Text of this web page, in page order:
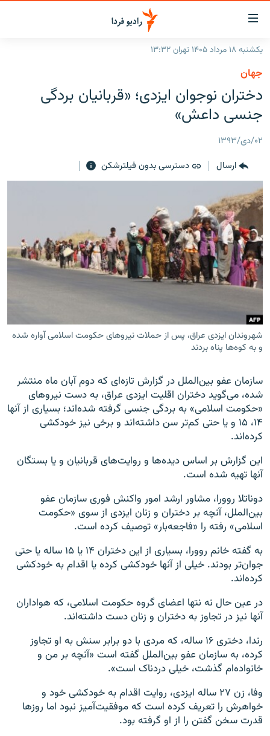
لینک‌های
قابلیت
دسترسی
بازگشت
اصلی
رفتن
صفحه
جستجو
جهان
برنامه‌های رادیویی
فرکانس‌ها
پادکست
چندرسانه‌ای
گزارش‌های تصویری
گزارش‌های ویدئویی
زنان فردا
English
به ما بپیوندید
زبان‌های دیگر
یکشنبه ۱۸ مرداد ۱۴۰۵ تهران ۱۳:۳۲
جهان
دختران نوجوان ایزدی؛ «قربانیان بردگی
جنسی داعش»
۰۲/دی/۱۳۹۳
ارسال
دسترسی بدون فیلترشکن
شهروندان ایزدی عراق، پس از حملات نیروهای حکومت اسلامی آواره شده
و به کوه‌ها پناه بردند
سازمان عفو بین‌الملل در گزارش تازه‌ای که دوم آبان ماه منتشر
شده، می‌گوید دختران اقلیت ایزدی عراق، به دست نیروهای
«حکومت اسلامی» به بردگی جنسی گرفته شده‌اند؛ بسیاری از آنها
۱۴، ۱۵ و یا حتی کم‌تر سن داشته‌اند و برخی نیز خودکشی
کرده‌اند.
این گزارش بر اساس دیده‌ها و روایت‌های قربانیان و یا بستگان
آنها تهیه شده است.
دوناتلا روورا، مشاور ارشد امور واکنش فوری سازمان عفو
بین‌الملل، آنچه بر دختران و زنان ایزدی از سوی «حکومت
اسلامی» رفته را «فاجعه‌بار» توصیف کرده است.
به گفته خانم روورا، بسیاری از این دختران ۱۴ یا ۱۵ ساله یا حتی
جوان‌تر بودند. خیلی از آنها خودکشی کرده یا اقدام به خودکشی
کرده‌اند.
در عین حال نه نتها اعضای گروه حکومت اسلامی، که هواداران
آنها نیز در تجاوز به دختران و زنان دست داشته‌اند.
رندا، دختری ۱۶ ساله، که مردی با دو برابر سنش به او تجاوز
کرده، به سازمان عفو بین‌الملل گفته است «آنچه بر من و
خانواده‌ام گذشت، خیلی دردناک است».
وفا، زن ۲۷ ساله ایزدی، روایت اقدام به خودکشی خود و
خواهرش را تعریف کرده است که موفقیت‌آمیز نبود اما روزها
قدرت سخن گفتن را از او گرفته بود.